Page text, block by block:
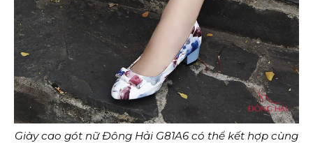
Giày cao gót nữ Đông Hải G81A6 có thể kết hợp cùng